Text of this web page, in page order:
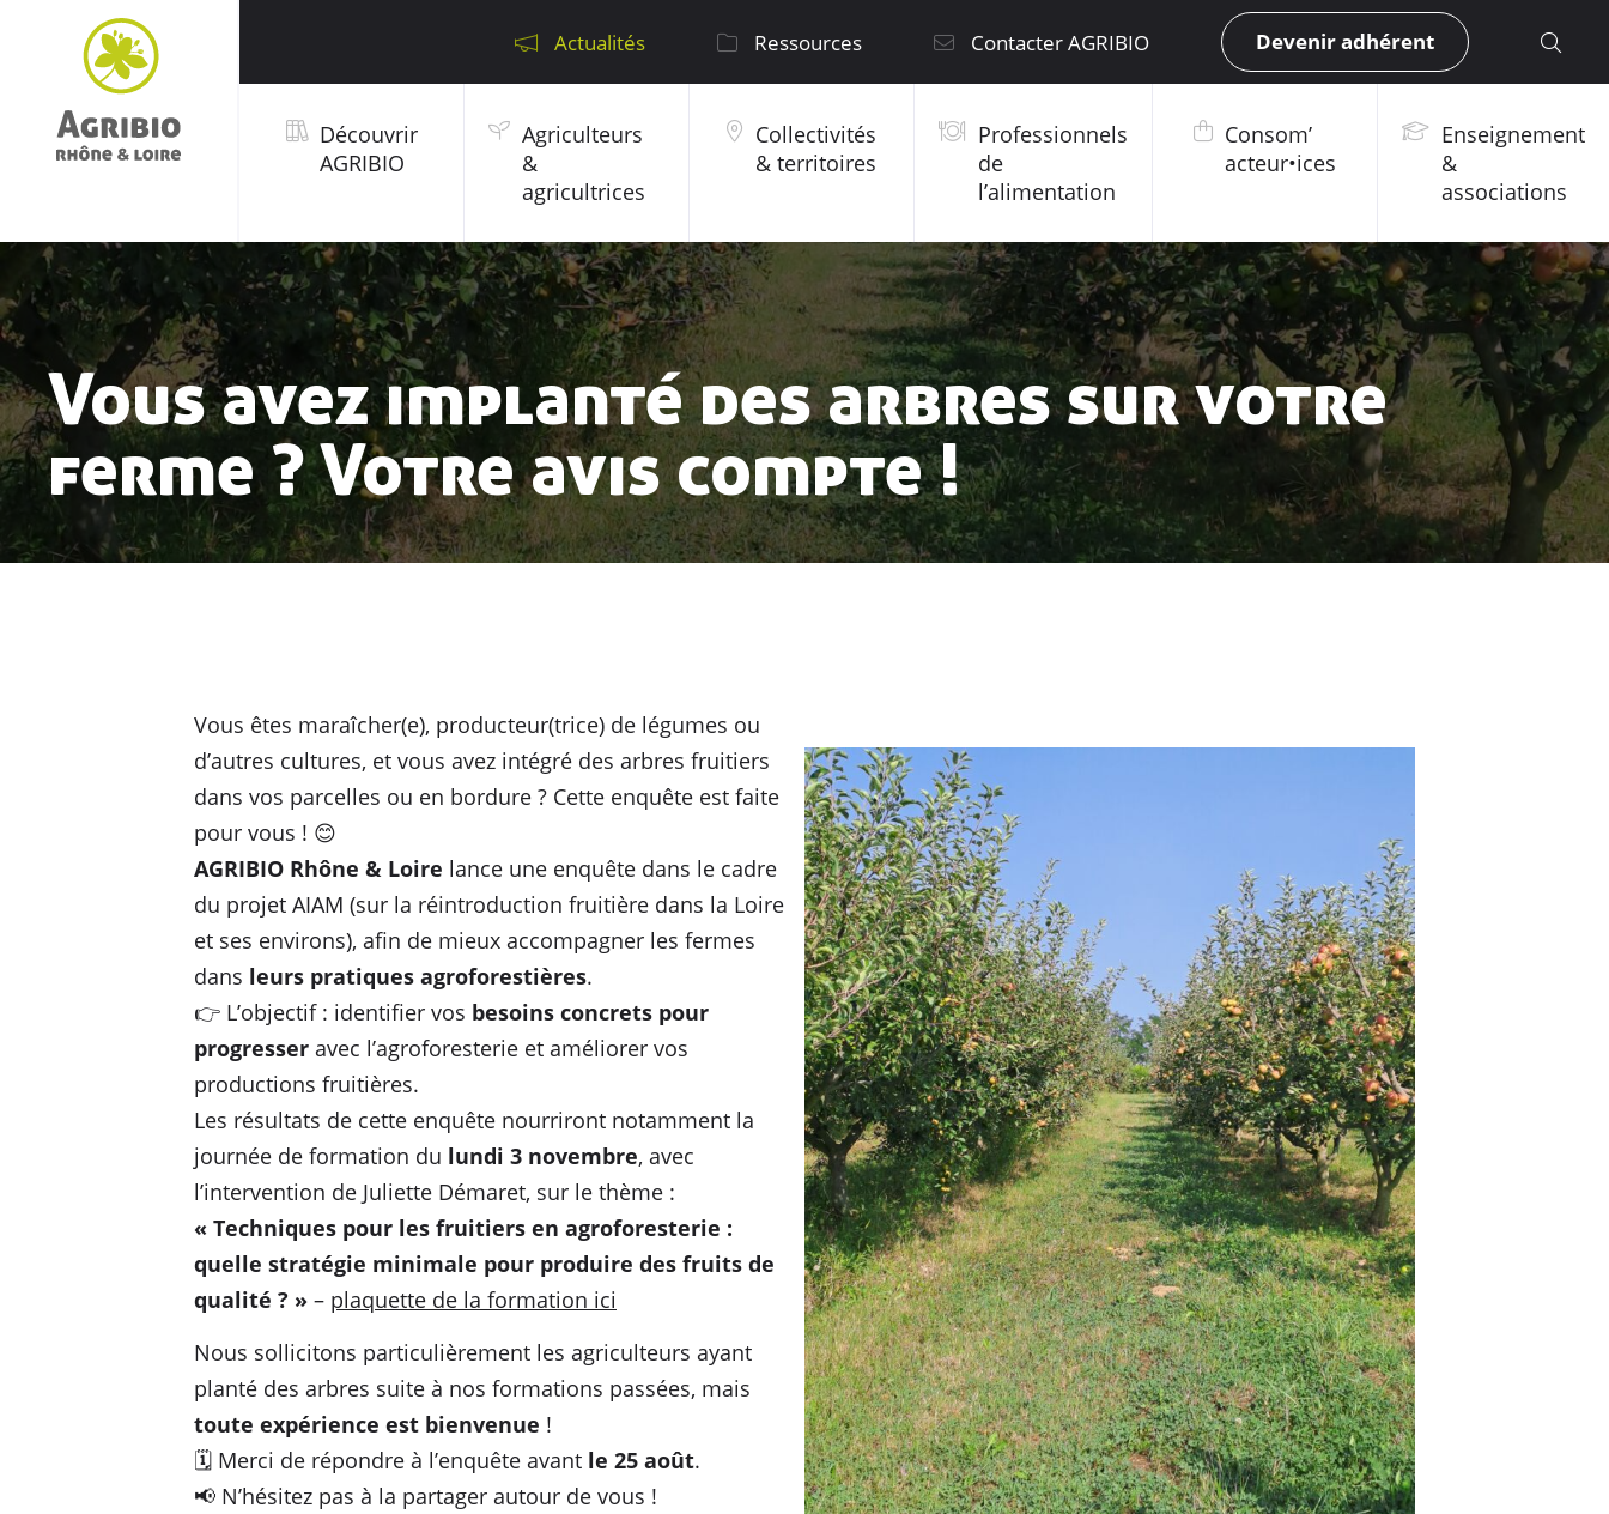
Actualités Ressources Contacter AGRIBIO Devenir adhérent
Découvrir
AGRIBIO
Agriculteurs
&
agricultrices
Collectivités
& territoires
Professionnels
de
l’alimentation
Consom’
acteur•ices
Enseignement
&
associations
Vous avez implanté des arbres sur votre
ferme ? Votre avis compte !
Vous êtes maraîcher(e), producteur(trice) de légumes ou
d’autres cultures, et vous avez intégré des arbres fruitiers
dans vos parcelles ou en bordure ? Cette enquête est faite
pour vous ! 😊
AGRIBIO Rhône & Loire lance une enquête dans le cadre
du projet AIAM (sur la réintroduction fruitière dans la Loire
et ses environs), afin de mieux accompagner les fermes
dans leurs pratiques agroforestières.
👉 L’objectif : identifier vos besoins concrets pour
progresser avec l’agroforesterie et améliorer vos
productions fruitières.
Les résultats de cette enquête nourriront notamment la
journée de formation du lundi 3 novembre, avec
l’intervention de Juliette Démaret, sur le thème :
« Techniques pour les fruitiers en agroforesterie :
quelle stratégie minimale pour produire des fruits de
qualité ? » – plaquette de la formation ici
Nous sollicitons particulièrement les agriculteurs ayant
planté des arbres suite à nos formations passées, mais
toute expérience est bienvenue !
🗓️ Merci de répondre à l’enquête avant le 25 août.
📢 N’hésitez pas à la partager autour de vous !